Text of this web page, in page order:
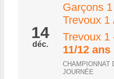
14
déc.
Garçons
Trevoux 1
Trevoux 1
11/12 ans
CHAMPIONNAT
JOURNÉE